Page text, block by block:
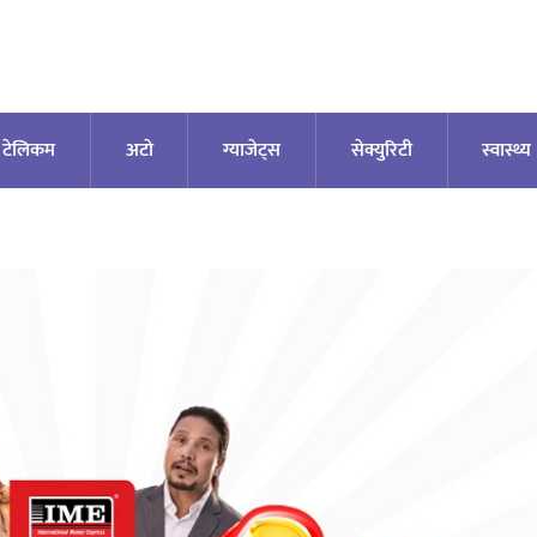
टेलिकम अटाे ग्याजेट्स सेक्युरिटी स्वास्थ्य